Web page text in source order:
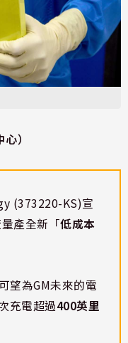
）
(373220-KS)宣
產全新「低成本
望為GM未來的電
充電超過400英里